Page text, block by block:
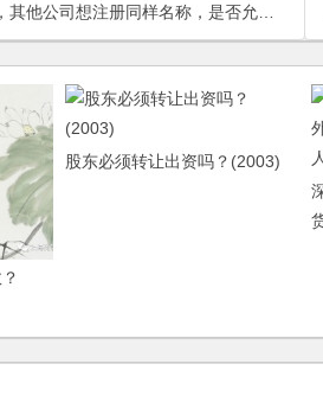
册同样名称，是否允许？是否有时间限制？(2006)
股东必须转让出资吗？(2003)